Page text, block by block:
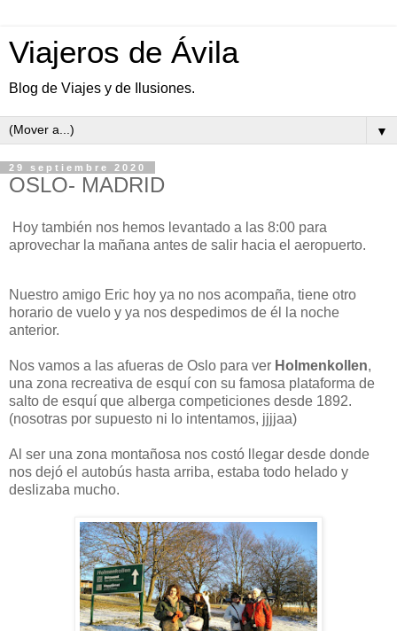
Viajeros de Ávila
Blog de Viajes y de Ilusiones.
▼
29 septiembre 2020
OSLO- MADRID
Hoy también nos hemos levantado a las 8:00 para
aprovechar la mañana antes de salir hacia el aeropuerto.
Nuestro amigo Eric hoy ya no nos acompaña, tiene otro
horario de vuelo y ya nos despedimos de él la noche
anterior.
Nos vamos a las afueras de Oslo para ver Holmenkollen,
una zona recreativa de esquí con su famosa plataforma de
salto de esquí que alberga competiciones desde 1892.
(nosotras por supuesto ni lo intentamos, jjjjaa)
Al ser una zona montañosa nos costó llegar desde donde
nos dejó el autobús hasta arriba, estaba todo helado y
deslizaba mucho.